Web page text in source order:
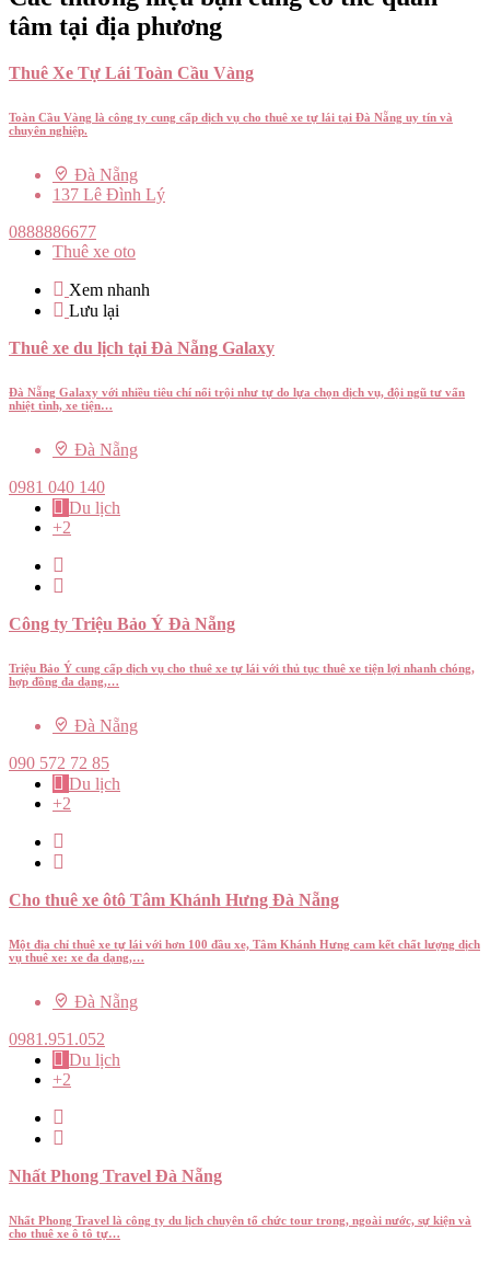
tâm tại địa phương
Thuê Xe Tự Lái Toàn Cầu Vàng
Toàn Cầu Vàng là công ty cung cấp dịch vụ cho thuê xe tự lái tại Đà Nẵng uy tín và
chuyên nghiệp.
Đà Nẵng
137 Lê Đình Lý
0888886677
Thuê xe oto
Xem nhanh
Lưu lại
Thuê xe du lịch tại Đà Nẵng Galaxy
Đà Nẵng Galaxy với nhiều tiêu chí nổi trội như tự do lựa chọn dịch vụ, đội ngũ tư vấn
nhiệt tình, xe tiện…
Đà Nẵng
0981 040 140
Du lịch
+2
Công ty Triệu Bảo Ý Đà Nẵng
Triệu Bảo Ý cung cấp dịch vụ cho thuê xe tự lái với thủ tục thuê xe tiện lợi nhanh chóng,
hợp đồng đa dạng,…
Đà Nẵng
090 572 72 85
Du lịch
+2
Cho thuê xe ôtô Tâm Khánh Hưng Đà Nẵng
Một địa chỉ thuê xe tự lái với hơn 100 đầu xe, Tâm Khánh Hưng cam kết chất lượng dịch
vụ thuê xe: xe đa dạng,…
Đà Nẵng
0981.951.052
Du lịch
+2
Nhất Phong Travel Đà Nẵng
Nhất Phong Travel là công ty du lịch chuyên tổ chức tour trong, ngoài nước, sự kiện và
cho thuê xe ô tô tự…